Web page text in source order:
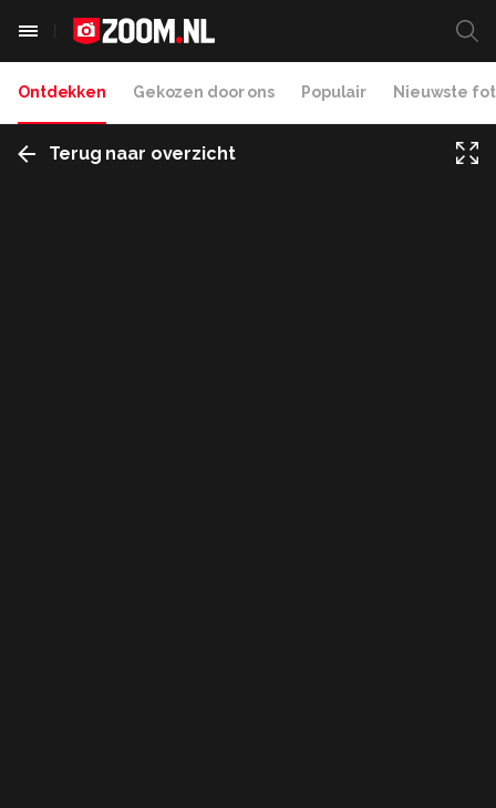
Ontdekken Gekozen door ons Populair Nieuwste
Terug naar overzicht